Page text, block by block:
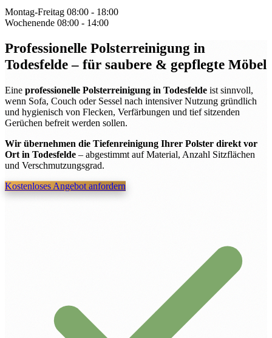
Montag-Freitag 08:00 - 18:00
Wochenende 08:00 - 14:00
Professionelle Polsterreinigung in
Todesfelde– für saubere & gepflegte Möbel
Eine professionelle Polsterreinigung in Todesfelde ist sinnvoll,
wenn Sofa, Couch oder Sessel nach intensiver Nutzung gründlich
und hygienisch von Flecken, Verfärbungen und tief sitzenden
Gerüchen befreit werden sollen.
Wir übernehmen die Tiefenreinigung Ihrer Polster direkt vor
Ort in Todesfelde– abgestimmt auf Material, Anzahl Sitzflächen
und Verschmutzungsgrad.
Kostenloses Angebot anfordern